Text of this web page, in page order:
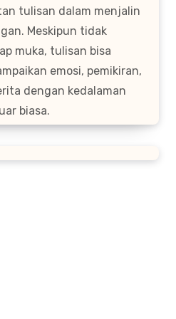
tulisan dalam menjalin
Meskipun tidak
muka, tulisan bisa
emosi, pemikiran,
dengan kedalaman
biasa.